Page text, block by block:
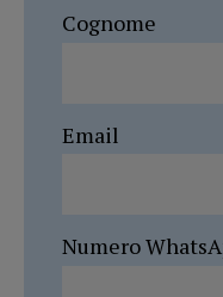
Cognome
Email
Numero